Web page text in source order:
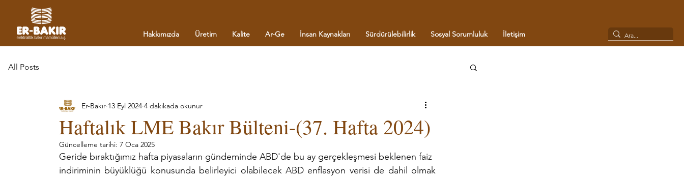
Hakkımızda Üretim Kalite Ar-Ge İnsan Kaynakları Sürdürülebilirlik Sosyal Sorumluluk İletişim
All Posts
Haftalık LME Bakır Bülteni-(37. Hafta 2024)
Er-Bakır 13 Eyl 2024 4 dakikada okunur
Güncelleme tarihi: 7 Oca 2025
Geride bıraktığımız hafta piyasaların gündeminde ABD'de bu ay gerçekleşmesi beklenen faiz
indiriminin büyüklüğü konusunda belirleyici olabilecek ABD enflasyon verisi de dahil olmak